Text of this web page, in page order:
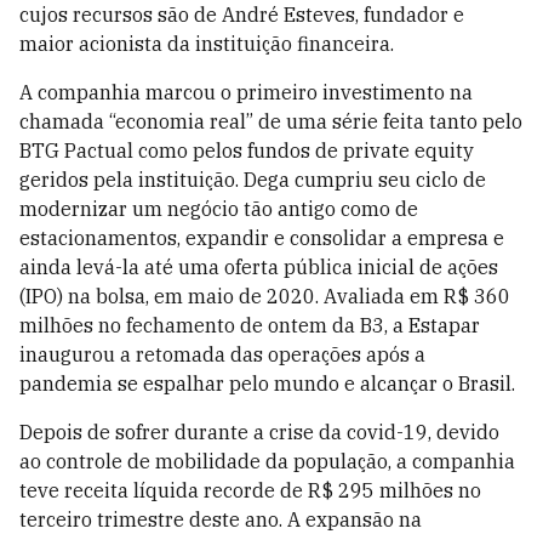
cujos recursos são de André Esteves, fundador e
maior acionista da instituição financeira.
A companhia marcou o primeiro investimento na
chamada “economia real” de uma série feita tanto pelo
BTG Pactual como pelos fundos de private equity
geridos pela instituição. Dega cumpriu seu ciclo de
modernizar um negócio tão antigo como de
estacionamentos, expandir e consolidar a empresa e
ainda levá-la até uma oferta pública inicial de ações
(IPO) na bolsa, em maio de 2020. Avaliada em R$ 360
milhões no fechamento de ontem da B3, a Estapar
inaugurou a retomada das operações após a
pandemia se espalhar pelo mundo e alcançar o Brasil.
Depois de sofrer durante a crise da covid-19, devido
ao controle de mobilidade da população, a companhia
teve receita líquida recorde de R$ 295 milhões no
terceiro trimestre deste ano. A expansão na